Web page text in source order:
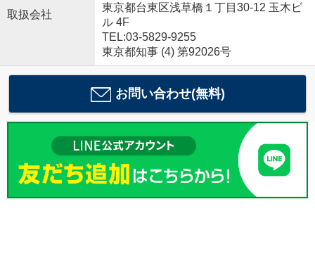
取扱会社
東京都台東区浅草橋１丁目30-12 玉木ビ
ル 4F
TEL:03-5829-9255
東京都知事 (4) 第92026号
お問い合わせ(無料)